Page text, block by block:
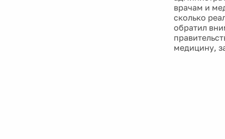
врачам и
сколько
обратил
медицину,